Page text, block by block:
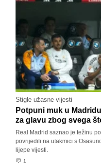
Stigle užasne vijesti
Potpuni muk u
za glavu zbog svega
Real Madrid saznao je težinu
povrijedili na utakmici s
lijepe vijesti.
1